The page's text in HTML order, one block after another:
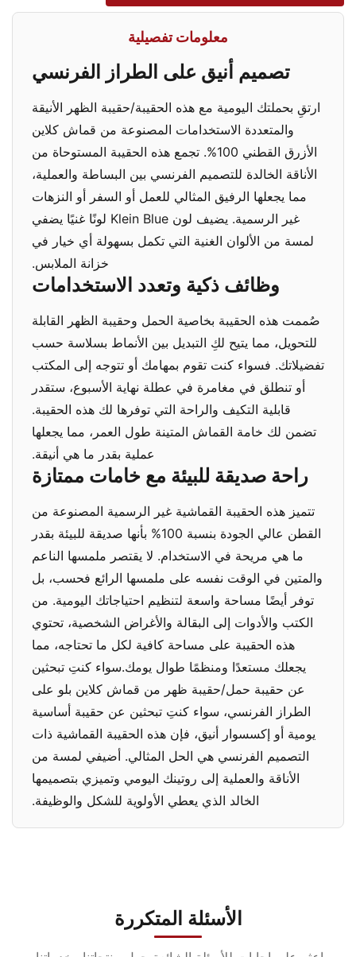
معلومات تفصيلية
تصميم أنيق على الطراز الفرنسي
ارتقِ بحملتك اليومية مع هذه الحقيبة/حقيبة الظهر الأنيقة
والمتعددة الاستخدامات المصنوعة من قماش كلاين
الأزرق القطني 100%. تجمع هذه الحقيبة المستوحاة من
الأناقة الخالدة للتصميم الفرنسي بين البساطة والعملية،
مما يجعلها الرفيق المثالي للعمل أو السفر أو النزهات
غير الرسمية. يضيف لون Klein Blue لونًا غنيًا يضفي
لمسة من الألوان الغنية التي تكمل بسهولة أي خيار في
خزانة الملابس.
وظائف ذكية وتعدد الاستخدامات
صُممت هذه الحقيبة بخاصية الحمل وحقيبة الظهر القابلة
للتحويل، مما يتيح لكِ التبديل بين الأنماط بسلاسة حسب
تفضيلاتك. فسواء كنت تقوم بمهامك أو تتوجه إلى المكتب
أو تنطلق في مغامرة في عطلة نهاية الأسبوع، ستقدر
قابلية التكيف والراحة التي توفرها لك هذه الحقيبة.
تضمن لك خامة القماش المتينة طول العمر، مما يجعلها
عملية بقدر ما هي أنيقة.
راحة صديقة للبيئة مع خامات ممتازة
تتميز هذه الحقيبة القماشية غير الرسمية المصنوعة من
القطن عالي الجودة بنسبة 100% بأنها صديقة للبيئة بقدر
ما هي مريحة في الاستخدام. لا يقتصر ملمسها الناعم
والمتين في الوقت نفسه على ملمسها الرائع فحسب، بل
توفر أيضًا مساحة واسعة لتنظيم احتياجاتك اليومية. من
الكتب والأدوات إلى البقالة والأغراض الشخصية، تحتوي
هذه الحقيبة على مساحة كافية لكل ما تحتاجه، مما
يجعلك مستعدًا ومنظمًا طوال يومك.سواء كنتِ تبحثين
عن حقيبة حمل/حقيبة ظهر من قماش كلاين بلو على
الطراز الفرنسي، سواء كنتِ تبحثين عن حقيبة أساسية
يومية أو إكسسوار أنيق، فإن هذه الحقيبة القماشية ذات
التصميم الفرنسي هي الحل المثالي. أضيفي لمسة من
الأناقة والعملية إلى روتينك اليومي وتميزي بتصميمها
الخالد الذي يعطي الأولوية للشكل والوظيفة.
الأسئلة المتكررة